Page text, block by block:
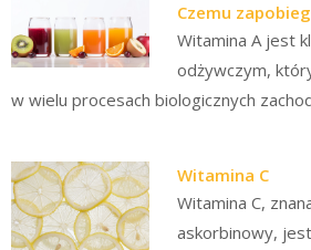
Czemu
Witamina A jest
odżywczym,
w wielu procesach biologicznych
Witamina C
Witamina C,
askorbinowy,